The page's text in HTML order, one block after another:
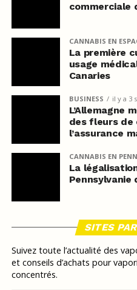
commerciale
CANNABIS EN
La première
usage
Canaries
BUSINESS il y a 3
L’Allemagne
des fleurs de
l’assurance
CANNABIS EN
La
Pennsylvanie
SITES
Suivez toute l’actualité des
et conseils d’achats pour
concentrés.